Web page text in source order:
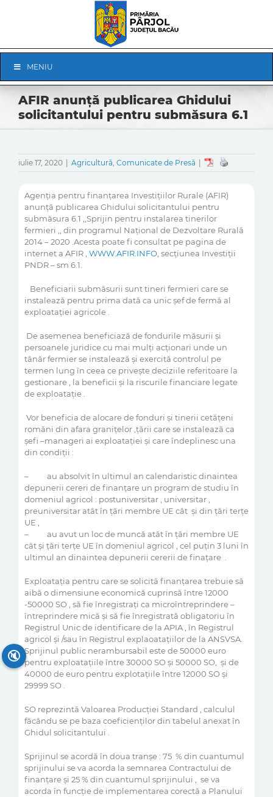
Navigation
MENIU
AFIR anunţă publicarea Ghidului
solicitantului pentru submăsura 6.1
iulie 17, 2020 Agricultură, Comunicate de Presă
Agenţia pentru finanţarea Investiţiilor Rurale (AFIR)
anunţă publicarea Ghidului solicitantului pentru
submăsura 6.1 ,,Sprijin pentru instalarea tinerilor
fermieri ,, din programul Naţional de Dezvoltare Rurală
2014 – 2020 .Acesta poate fi consultat pe pagina de
internet a AFIR , WWW.AFIR.INFO , secţiunea Investiţii
PNDR – sm 6.1.
Beneficiarii submăsurii sunt tineri fermieri care se
instalează pentru prima dată ca unic şef de fermă al
exploataţiei agricole .
De asemenea beneficiază de fondurile măsurii şi
persoanele juridice cu mai mulţi acţionari unde un
tânăr fermier se instalează şi exercită controlul pe
termen lung în ceea ce priveşte deciziile referitoare la
gestionare , la beneficii şi la riscurile financiare legate
de exploataţie .
Vor beneficia de alocare de fonduri şi tinerii cetăţeni
romăni din afara graniţelor ‚ţării care se instalează ca
şefi –manageri ai exploataţiei şi care îndeplinesc una
din condiţii :
– au absolvit în ultimul an calendaristic dinaintea
depunerii cereri de finanţare un program de studiu în
domeniul agricol : postuniversitar , universitar ,
preuniversitar atât în ţări membre UE cât şi din ţări terţe
UE ,
– au avut un loc de muncă atăt în ţări membre UE
cât şi ţări terţe UE în domeniul agricol , cel puţin 3 luni în
ultimul an dinaintea depunerii cererii de finaţare .
Exploataţia pentru care se solicită finanţarea trebuie să
aibă o dimensiune economică cuprinsă între 12000
-50000 SO , să fie înregistraţi ca microîntreprindere –
întreprindere mică şi să fie înregistrată obligatoriu în
Registrul Unic de identificare de la APIA , în Registrul
agricol şi /sau în Registrul explaoataţiilor de la ANSVSA.
Sprijinul public nerambursabil este de 50000 euro
pentru exploataţiile între 30000 SO şi 50000 SO, şi de
40000 de euro pentru explotaţiile între 12000 SO şi
29999 SO .
SO reprezintă Valoarea Producţiei Standard , calculul
făcându se pe baza coeficienţilor din tabelul anexat în
Ghidul solicitantului .
Sprijinul se acordă în doua tranşe : 75 % din cuantumul
sprijinului se va acorda la semnarea Contractului de
finanţare şi 25 % din cuantumul sprijinului , se va
acorda în funcţie de implementarea corectă a Planului
🔇